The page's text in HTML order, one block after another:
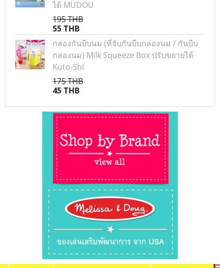
ได้ MUDOU
195 THB
55 THB
กล่องกันบีบนม (ที่จับกันบีบกล่องนม / กันบีบ
กล่องนม) Milk Squeeze Box ปรับขยายได้
Kuto-Shi
175 THB
45 THB